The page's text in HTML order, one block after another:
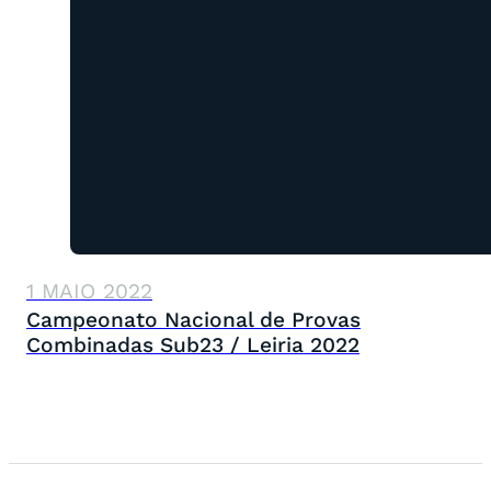
1 MAIO 2022
Campeonato Nacional de Provas
Combinadas Sub23 / Leiria 2022